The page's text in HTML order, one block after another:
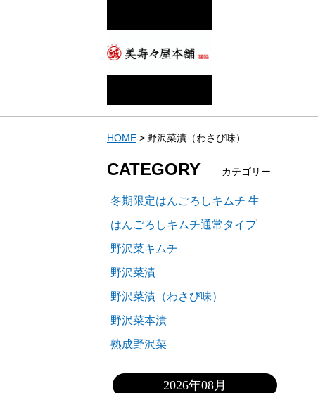
HOME 野沢菜漬（わさび味）
CATEGORY カテゴリー
冬期限定はんごろしキムチ 生
はんごろしキムチ通常タイプ
野沢菜キムチ
野沢菜漬
野沢菜漬（わさび味）
野沢菜本漬
熟成野沢菜
2026年08月